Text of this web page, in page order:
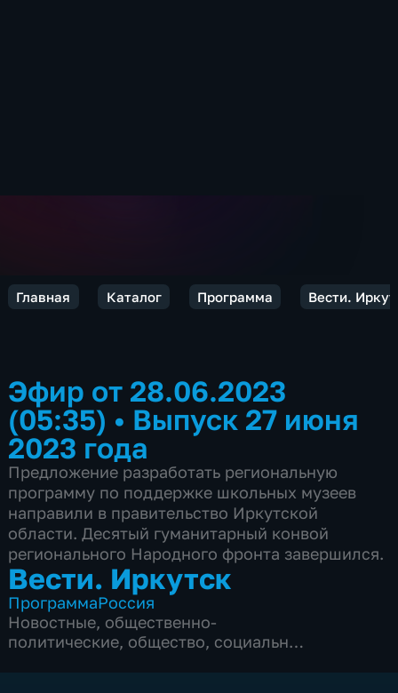
Главная Каталог Программа Вести.
Эфир от 28.06.2023
(05:35) • Выпуск 27 июня
2023 года
Предложение разработать региональную
программу по поддержке школьных музеев
направили в правительство Иркутской
области. Десятый гуманитарный конвой
регионального Народного фронта завершился.
Вести. Иркутск
ПрограммаРоссия
Новостные, общественно-
политические, общество, социально-